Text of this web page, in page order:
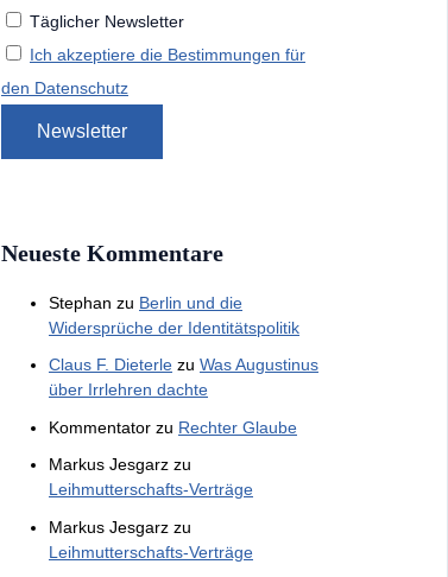
Täglicher Newsletter
Ich akzeptiere die Bestimmungen für
den Datenschutz
Neueste Kommentare
Stephan zu Berlin und die
Widersprüche der Identitätspolitik
Claus F. Dieterle zu Was Augustinus
über Irrlehren dachte
Kommentator zu Rechter Glaube
Markus Jesgarz zu
Leihmutterschafts-Verträge
Markus Jesgarz zu
Leihmutterschafts-Verträge